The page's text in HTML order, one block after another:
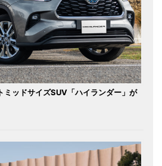
ミッドサイズSUV「ハイランダー」が